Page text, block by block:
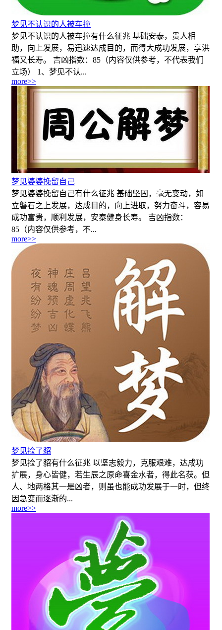
梦见不认识的人被车撞
梦见不认识的人被车撞有什么征兆 基础安泰，贵人相
助，向上发展，易迅速达成目的，而得大成功发展，享洪
福又长寿。 吉凶指数：85（内容仅供参考，不代表我们
立场） 1、梦见不认...
more>>
梦见婆婆挽留自己
梦见婆婆挽留自己有什么征兆 基础坚固，毫无变动，如
立磐石之上发展，达成目的，向上进取，努力奋斗，容易
成功富贵，顺利发展，安泰健身长寿。 吉凶指数：
85（内容仅供参考，不...
more>>
梦见捡了貂
梦见捡了貂有什么征兆 以坚志毅力，克服艰难，达成功
扩展，身心皆健，若生辰之原命喜金水者，得此名获。但
人、地两格其一是凶者，则虽也能成功发展于一时，但终
因急变而逐渐的...
more>>